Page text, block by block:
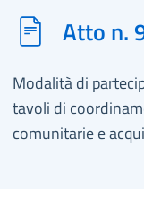
Atto n.
Modalità di
tavoli di
comunitarie e